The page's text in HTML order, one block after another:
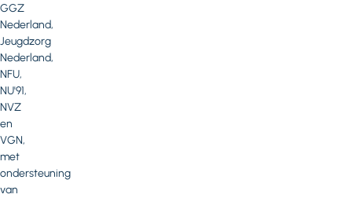
GGZ
Nederland,
Jeugdzorg
Nederland,
NFU,
NU'91,
NVZ
en
VGN,
met
ondersteuning
van